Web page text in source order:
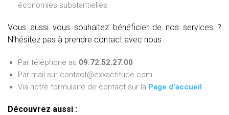
économies substantielles.
Vous aussi vous souhaitez bénéficier de nos services ?
N’hésitez pas à prendre contact avec nous :
Par téléphone au 09.72.52.27.00
Par mail sur contact@exxactitude.com
Via notre formulaire de contact sur la Page d’accueil
Découvrez aussi :